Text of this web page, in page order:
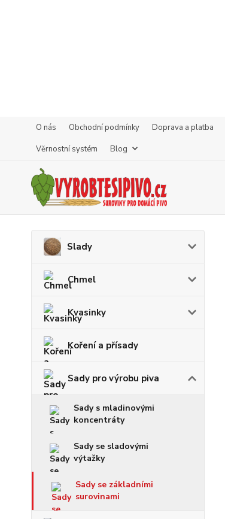
O nás Obchodní podmínky Doprava a platba
Věrnostní systém
Blog
Slady
Chmel
Kvasinky
Koření a přísady
Sady pro výrobu piva
Sady s mladinovými
koncentráty
Sady se sladovými
výtažky
Sady se základními
surovinami